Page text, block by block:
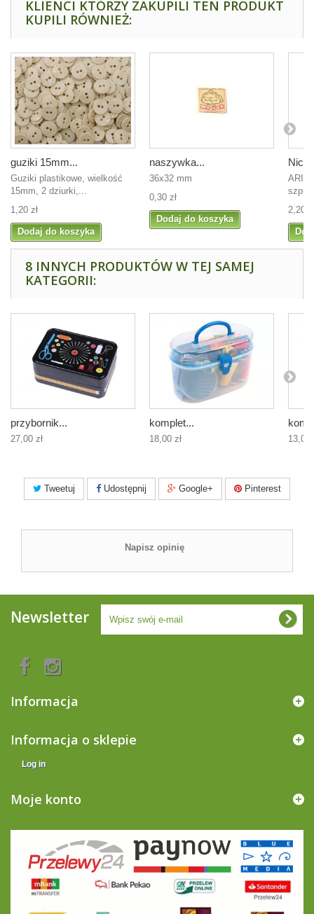
KLIENCI KTÓRZY ZAKUPILI TEN PRODUKT
KUPILI RÓWNIEŻ:
guziki 15mm...
Guziki plastikowe, wielkość
15mm, 2 dziurki,...
1,20 zł
Dodaj do koszyka
naszywka...
36x32 mm
0,30 zł
Dodaj do koszyka
Nici
2,20
8 INNYCH PRODUKTÓW W TEJ SAMEJ
KATEGORII:
przybornik...
27,00 zł
komplet...
18,00 zł 13,00
Tweetuj Udostępnij Google+ Pinterest
Napisz opinię
Newsletter
Informacja
Informacja o sklepie
Log in
Moje konto